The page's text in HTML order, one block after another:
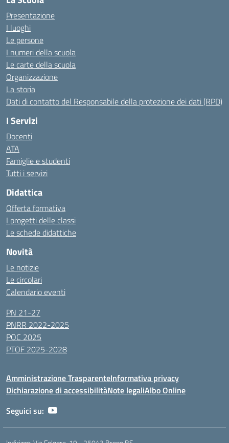
Presentazione
I luoghi
Le persone
I numeri della scuola
Le carte della scuola
Organizzazione
La storia
Dati di contatto del Responsabile della protezione dei dati (RPD)
I Servizi
Docenti
ATA
Famiglie e studenti
Tutti i servizi
Didattica
Offerta formativa
I progetti delle classi
Le schede didattiche
Novità
Le notizie
Le circolari
Calendario eventi
PN 21-27
PNRR 2022-2025
POC 2025
PTOF 2025-2028
Amministrazione TrasparenteInformativa privacy
Dichiarazione di accessibilitàNote legaliAlbo Online
Seguici su: